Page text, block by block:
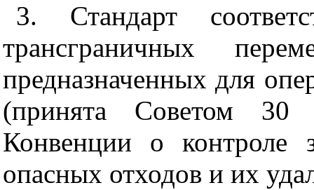
3. Стандарт
трансграничных
предназначенных для
(принята Советом 30
Конвенции о контроле
опасных отходов и их